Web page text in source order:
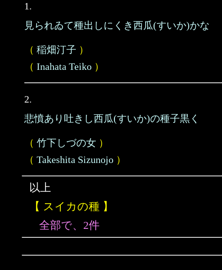
1.
見られゐて種出しにくき西瓜(すいか)かな
（ 稲畑汀子 ）
（ Inahata Teiko ）
2.
悲憤あり吐きし西瓜(すいか)の種子黒く
（ 竹下しづの女 ）
（ Takeshita Sizunojo ）
以上
【 スイカの種 】
全部で、2件